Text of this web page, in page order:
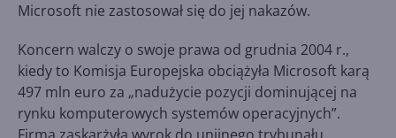
Microsoft nie zastosował się do jej nakazów.
Koncern walczy o swoje prawa od grudnia 2004 r.,
kiedy to Komisja Europejska obciążyła Microsoft karą
497 mln euro za „nadużycie pozycji dominującej na
rynku komputerowych systemów operacyjnych”.